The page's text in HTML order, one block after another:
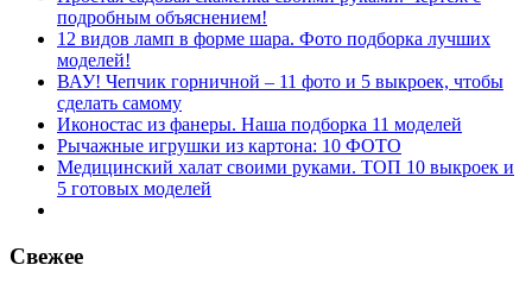
подробным объяснением!
12 видов ламп в форме шара. Фото подборка лучших
моделей!
ВАУ! Чепчик горничной – 11 фото и 5 выкроек, чтобы
сделать самому
Иконостас из фанеры. Наша подборка 11 моделей
Рычажные игрушки из картона: 10 ФОТО
Медицинский халат своими руками. ТОП 10 выкроек и
5 готовых моделей
Свежее